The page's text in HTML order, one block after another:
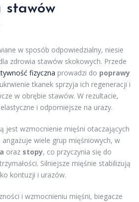
stawów
w sposób odpowiedzialny, niesie
zdrowia stawów skokowych. Przede
fizyczna prowadzi do poprawy
tkanek sprzyja ich regeneracji i
w obrębie stawów. W rezultacie,
i odporniejsze na urazy.
jest wzmocnienie mięśni otaczających
wiele grup mięśniowych, w
oraz stopy, co przyczynia się do
Silniejsze mięśnie stabilizują
kontuzji i urazów.
i wzmocnieniu mięśni, biegacze